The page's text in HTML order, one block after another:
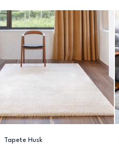
Tapete Husk